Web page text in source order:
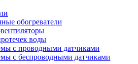
обогреватели
воды
с проводными датчиками
с беспроводными датчиками